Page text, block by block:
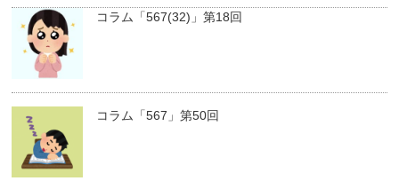
コラム「567(32)」第18回
コラム「567」第50回